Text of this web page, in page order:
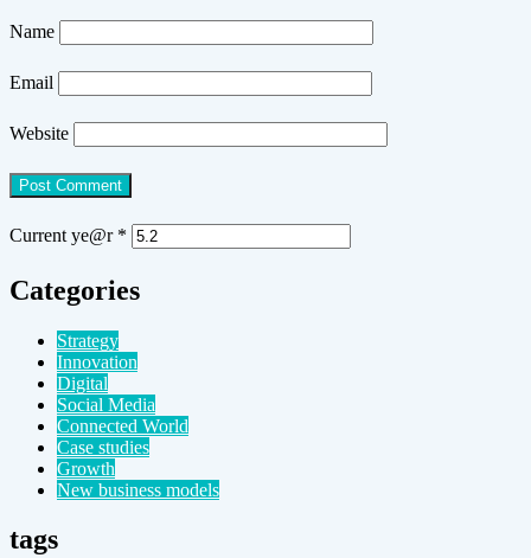
Name
Email
Website
Current ye@r *
Categories
Strategy
Innovation
Digital
Social Media
Connected World
Case studies
Growth
New business models
tags